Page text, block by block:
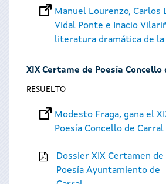
Manuel Lourenzo, Carlos
Vidal Ponte e Inacio
literatura dramática de la
XIX Certame de Poesía Concello
RESUELTO
Modesto Fraga, gana el
Poesía Concello de Carral
Dossier XIX Certamen de
Poesía Ayuntamiento de